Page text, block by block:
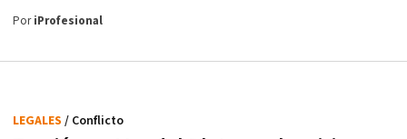
PoriProfesional
LEGALES / Conflicto